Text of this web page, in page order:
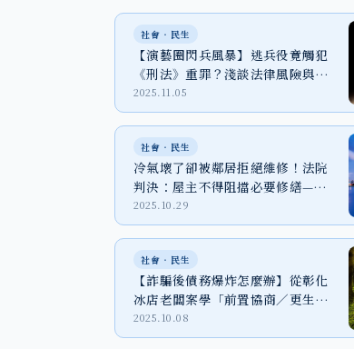
社會‧民生
【演藝圈閃兵風暴】逃兵役竟觸犯
《刑法》重罪？淺談法律風險與刑
責
2025.11.05
社會‧民生
冷氣壞了卻被鄰居拒絕維修！法院
判決：屋主不得阻擋必要修繕—公
寓大廈管理條例實例解析
2025.10.29
社會‧民生
【詐騙後債務爆炸怎麼辦】從彰化
冰店老闆案學「前置協商／更生／
清算」一條龍債務重整
2025.10.08